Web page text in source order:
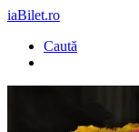
iaBilet.ro
Caută